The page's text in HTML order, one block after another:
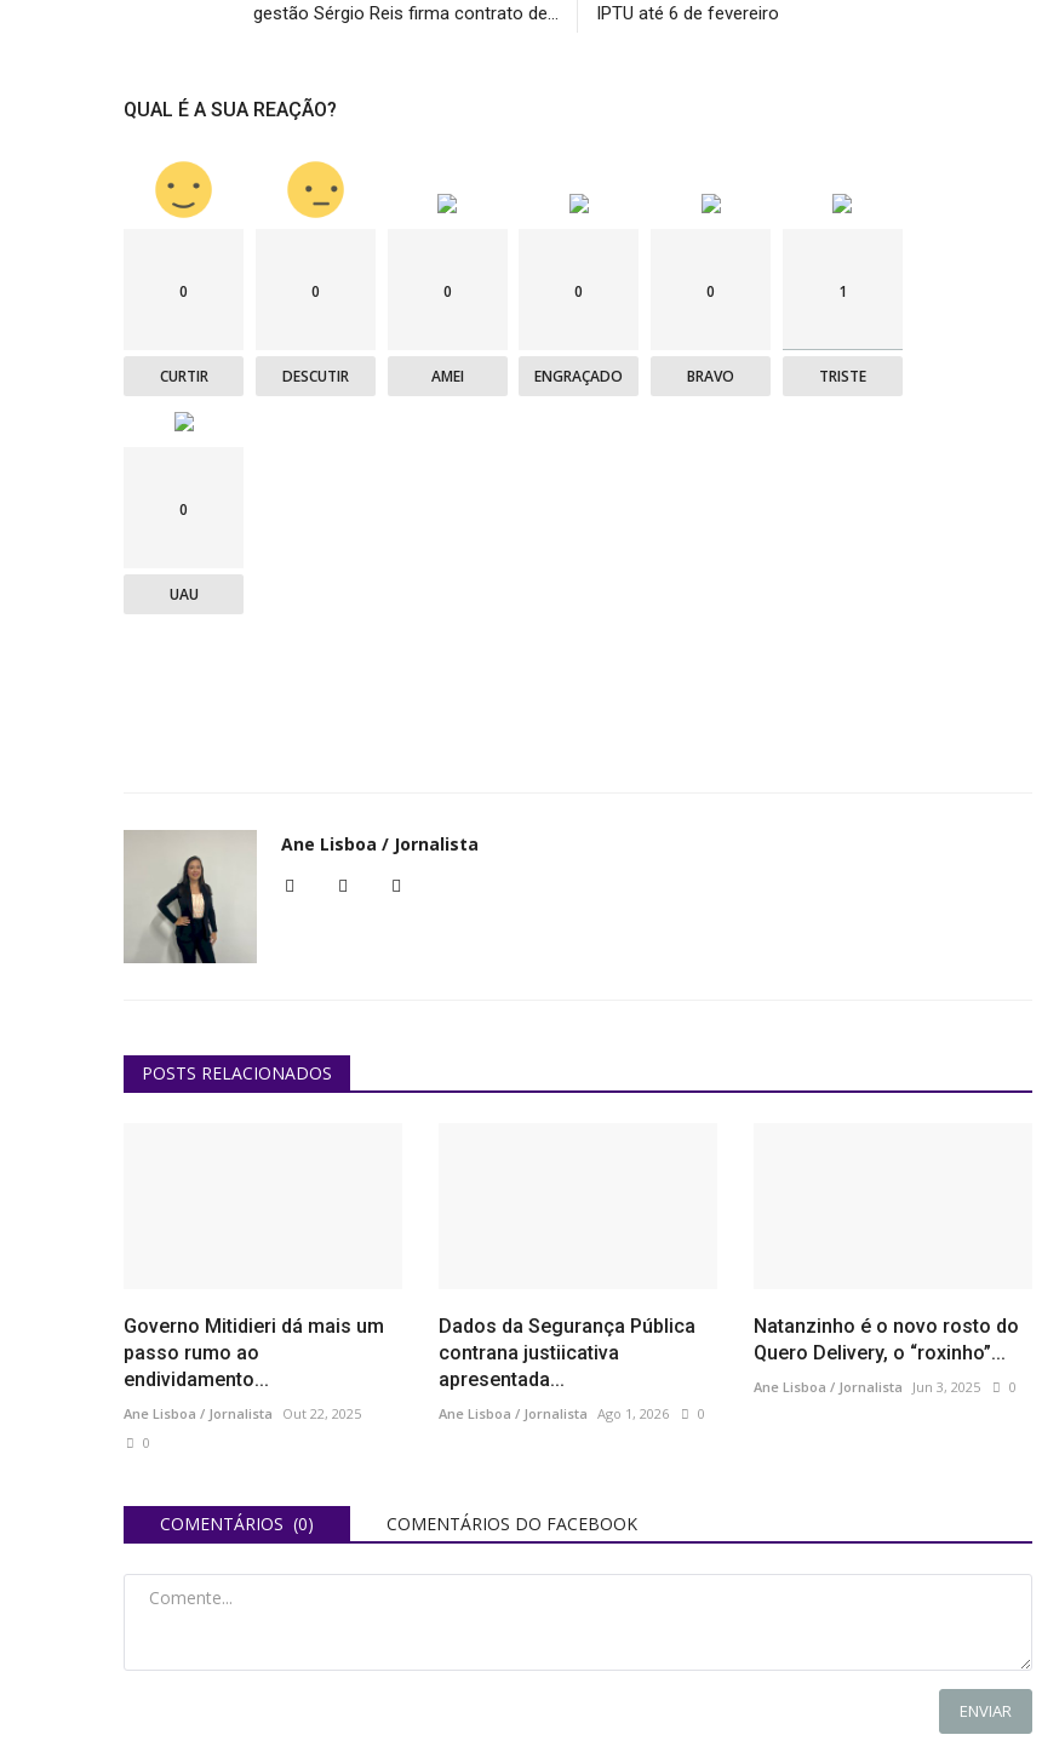
gestão Sérgio Reis firma contrato de...
IPTU até 6 de fevereiro
QUAL É A SUA REAÇÃO?
0
CURTIR
0
DESCUTIR
0
AMEI
0
ENGRAÇADO
0
BRAVO
1
TRISTE
0
UAU
Ane Lisboa / Jornalista
POSTS RELACIONADOS
Governo Mitidieri dá mais um
passo rumo ao
endividamento...
Ane Lisboa / Jornalista
Out 22, 2025
0
Dados da Segurança Pública
contrana justiicativa
apresentada...
Ane Lisboa / Jornalista Ago 1, 2026 0
Natanzinho é o novo rosto do
Quero Delivery, o “roxinho”...
Ane Lisboa / Jornalista Jun 3, 2025 0
COMENTÁRIOS (0) COMENTÁRIOS DO FACEBOOK
ENVIAR